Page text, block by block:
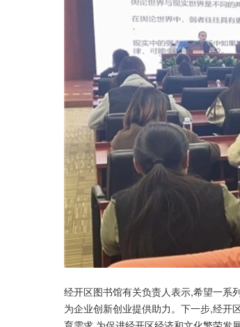
经开区图书馆有关负责人表示,希望一系
为企业创新创业提供助力。下一步,经开